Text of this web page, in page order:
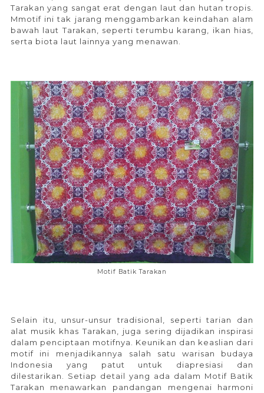
Tarakan yang sangat erat dengan laut dan hutan tropis.
Mmotif ini tak jarang menggambarkan keindahan alam
bawah laut Tarakan, seperti terumbu karang, ikan hias,
serta biota laut lainnya yang menawan.
Motif Batik Tarakan
Selain itu, unsur-unsur tradisional, seperti tarian dan
alat musik khas Tarakan, juga sering dijadikan inspirasi
dalam penciptaan motifnya. Keunikan dan keaslian dari
motif ini menjadikannya salah satu warisan budaya
Indonesia yang patut untuk diapresiasi dan
dilestarikan. Setiap detail yang ada dalam Motif Batik
Tarakan menawarkan pandangan mengenai harmoni